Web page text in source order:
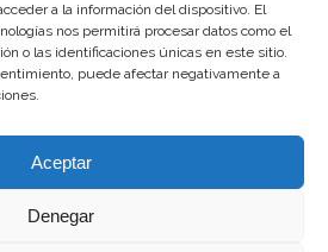
a la información del dispositivo. El
nos permitirá procesar datos como el
o las identificaciones únicas en este sitio.
puede afectar negativamente a
Aceptar
Denegar